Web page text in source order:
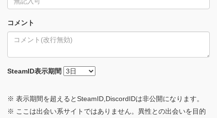
コメント
SteamID表示期間
※ 表示期間を超えるとSteamID,DiscordIDは非公開になります。
※ ここは出会い系サイトではありません。異性との出会いを目的